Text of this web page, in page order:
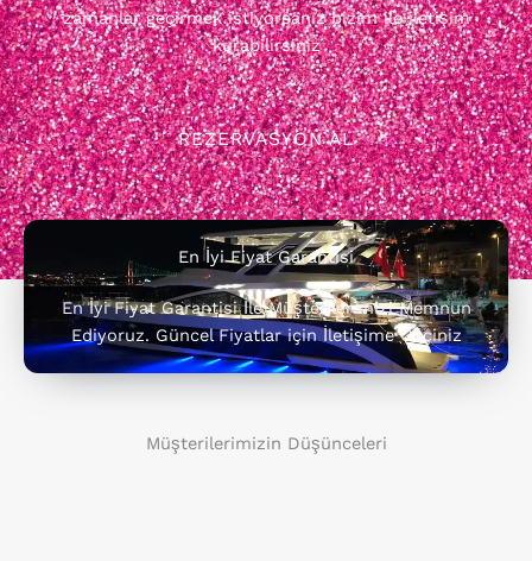
zamanlar geçirmek istiyorsanız bizim ile iletişim
kurabilirsiniz
REZERVASYON AL
En İyi Fiyat Garantisi
En İyi Fiyat Garantisi İle Müşterilerimizi Memnun
Ediyoruz. Güncel Fiyatlar için İletişime Geçiniz
Müşterilerimizin Düşünceleri